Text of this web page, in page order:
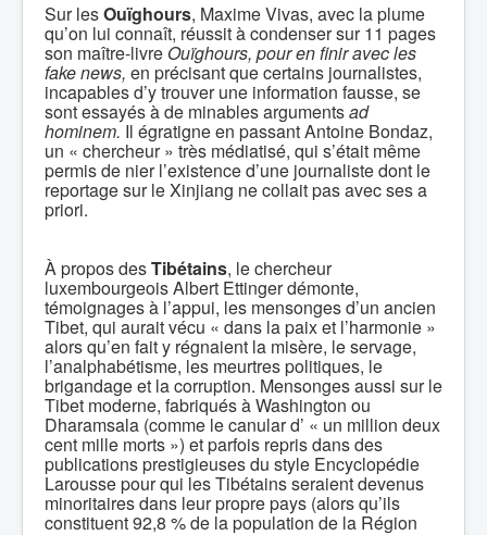
Sur lesOuïghours, Maxime Vivas, avec la plume
qu’on lui connaît, réussit à condenser sur 11 pages
son maître-livre Ouïghours, pour en finir avec les
fake news, en précisant que certains journalistes,
incapables d’y trouver une information fausse, se
sont essayés à de minables argumentsad
hominem. Il égratigne en passant Antoine Bondaz,
un « chercheur » très médiatisé, qui s’était même
permis de nier l’existence d’une journaliste dont le
reportage sur le Xinjiang ne collait pas avec ses a
priori.
À propos desTibétains, le chercheur
luxembourgeois Albert Ettinger démonte,
témoignages à l’appui, les mensonges d’un ancien
Tibet, qui aurait vécu « dans la paix et l’harmonie »
alors qu’en fait y régnaient la misère, le servage,
l’analphabétisme, les meurtres politiques, le
brigandage et la corruption. Mensonges aussi sur le
Tibet moderne, fabriqués à Washington ou
Dharamsala (comme le canular d’ « un million deux
cent mille morts ») et parfois repris dans des
publications prestigieuses du style Encyclopédie
Larousse pour qui les Tibétains seraient devenus
minoritaires dans leur propre pays (alors qu’ils
constituent 92,8 % de la population de la Région